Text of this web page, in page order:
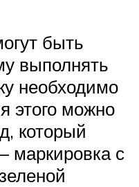
быть
выполнять
необходимо
этого можно
который
с